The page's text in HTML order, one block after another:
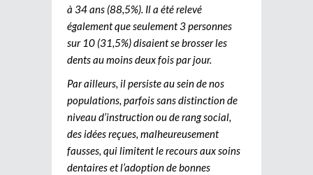
à 34 ans (88,5%). Il a été relevé
également que seulement 3 personnes
sur 10 (31,5%) disaient se brosser les
dents au moins deux fois par jour.
Par ailleurs, il persiste au sein de nos
populations, parfois sans distinction de
niveau d’instruction ou de rang social,
des idées reçues, malheureusement
fausses, qui limitent le recours aux soins
dentaires et l’adoption de bonnes